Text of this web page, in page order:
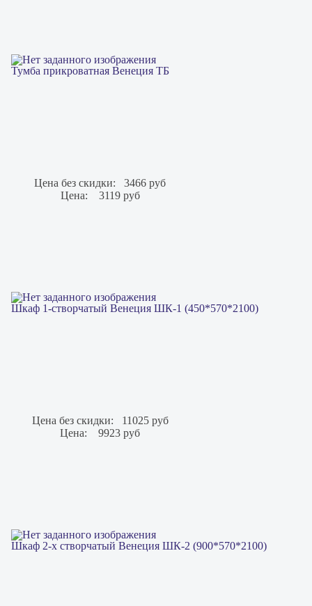
Тумба прикроватная Венеция ТБ
Цена без скидки:
3466 руб
Цена:
3119 руб
Шкаф 1-створчатый Венеция ШК-1 (450*570*2100)
Цена без скидки:
11025 руб
Цена:
9923 руб
Шкаф 2-х створчатый Венеция ШК-2 (900*570*2100)